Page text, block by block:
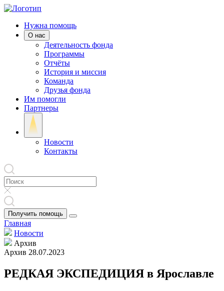
Нужна помощь
О нас
Деятельность фонда
Программы
Отчёты
История и миссия
Команда
Друзья фонда
Им помогли
Партнеры
Новости
Контакты
Получить помощь
Главная
Новости
Архив
Архив 28.07.2023
РЕДКАЯ ЭКСПЕДИЦИЯ в Ярославле